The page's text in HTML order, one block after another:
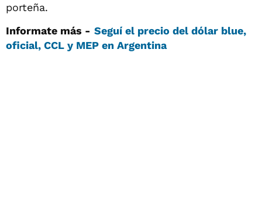
porteña.
Informate más - Seguí el precio del dólar blue,
oficial, CCL y MEP en Argentina